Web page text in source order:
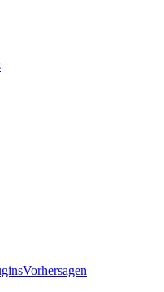
Vorhersagen